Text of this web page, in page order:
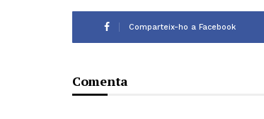
Comparteix-ho a Facebook
Comenta